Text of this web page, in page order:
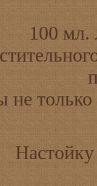
100 мл.
не только